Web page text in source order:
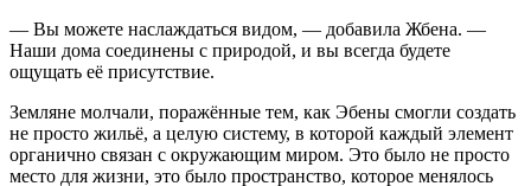
— Вы можете наслаждаться видом, — добавила Жбена. —
Наши дома соединены с природой, и вы всегда будете
ощущать её присутствие.
Земляне молчали, поражённые тем, как Эбены смогли создать
не просто жильё, а целую систему, в которой каждый элемент
органично связан с окружающим миром. Это было не просто
место для жизни, это было пространство, которое менялось